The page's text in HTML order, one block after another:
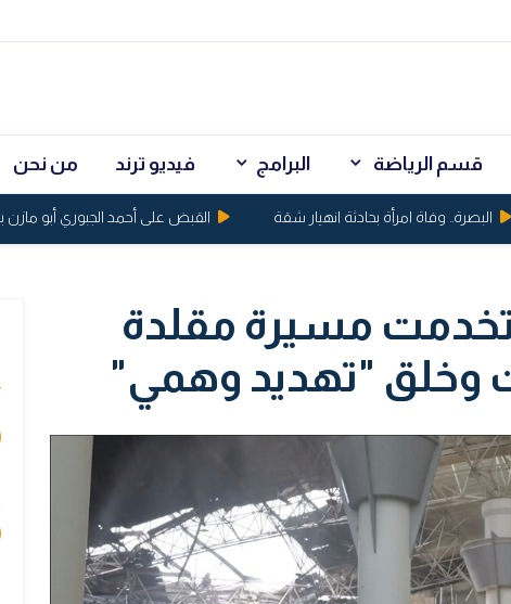
قسم الرياضة البرامج فيديو ترند من نحن
وفاة امرأة بحادثة انهيار شقة القبض على أحمد الجبوري أبو مازن
مسيرة مقلدة
وخلق "تهديد وهمي"